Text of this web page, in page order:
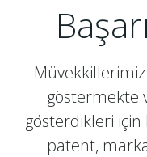
göstermekte
gösterdikleri için
patent,